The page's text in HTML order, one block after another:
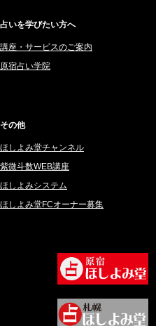
サーペント (92)
さてら (94)
桜望巴千 (270)
綺咲みゆき (22)
比呂 酒井 (59)
ロザリン (157)
坂宮 鈴果 (82)
尾羽奈美海 (95)
藻那ムール (2)
2024年12月 (57)
2024年11月 (38)
2024年10月 (36)
2024年9月 (39)
2024年8月 (45)
2024年5月 (92)
2024年3月 (49)
占いを学びたい方へ
講座・サービスのご案内
原宿占い学院
その他
ほしよみ堂チャンネル
紫微斗数WEB講座
ほしよみシステム
ほしよみ堂FCオーナー募集